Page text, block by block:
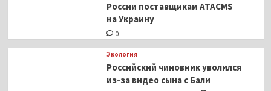
России поставщикам ATACMS
на Украину
0
Экология
Российский чиновник уволился
из-за видео сына с Бали